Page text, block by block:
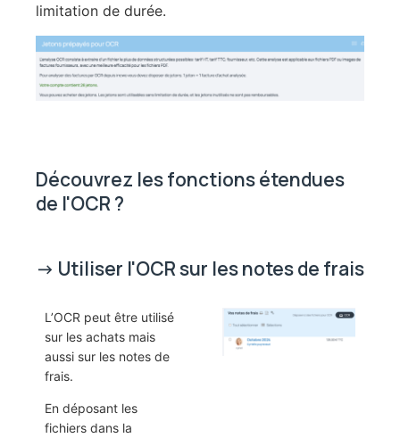
limitation de durée.
Découvrez les fonctions étendues
de l'OCR ?
-> Utiliser l'OCR sur les notes de frais
L’OCR peut être utilisé
sur les achats mais
aussi sur les notes de
frais.
En déposant les
fichiers dans la